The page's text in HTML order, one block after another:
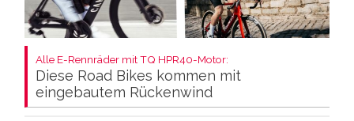
Alle E-Rennräder mit TQ HPR40-Motor:
Diese Road Bikes kommen mit
eingebautem Rückenwind